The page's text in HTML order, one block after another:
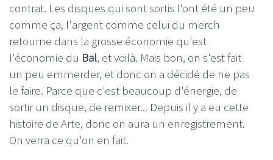
contrat. Les disques qui sont sortis l'ont été un peu
comme ça, l'argent comme celui du merch
retourne dans la grosse économie qu'est
l'économie du Bal, et voilà. Mais bon, on s'est fait
un peu emmerder, et donc on a décidé de ne pas
le faire. Parce que c'est beaucoup d'énergie, de
sortir un disque, de remixer... Depuis il y a eu cette
histoire de Arte, donc on aura un enregistrement.
On verra ce qu'on en fait.